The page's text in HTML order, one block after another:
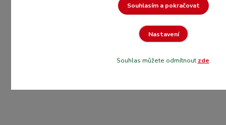
Nastavení
Souhlasím a pokračovat
Souhlas můžete odmítnout zde.